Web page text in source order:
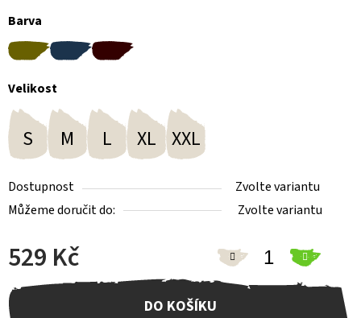
Barva
Velikost
S M L XL XXL
Dostupnost
Zvolte variantu
Můžeme doručit do:
Zvolte variantu
529 Kč
Měrná cena:
DO KOŠÍKU